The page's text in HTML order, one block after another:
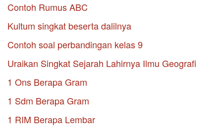
Contoh Rumus ABC
Kultum singkat beserta dalilnya
Contoh soal perbandingan kelas 9
Uraikan Singkat Sejarah Lahirnya Ilmu Geografi
1 Ons Berapa Gram
1 Sdm Berapa Gram
1 RIM Berapa Lembar